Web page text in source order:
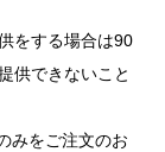
をする場合は90
供できないこと
みをご注文のお